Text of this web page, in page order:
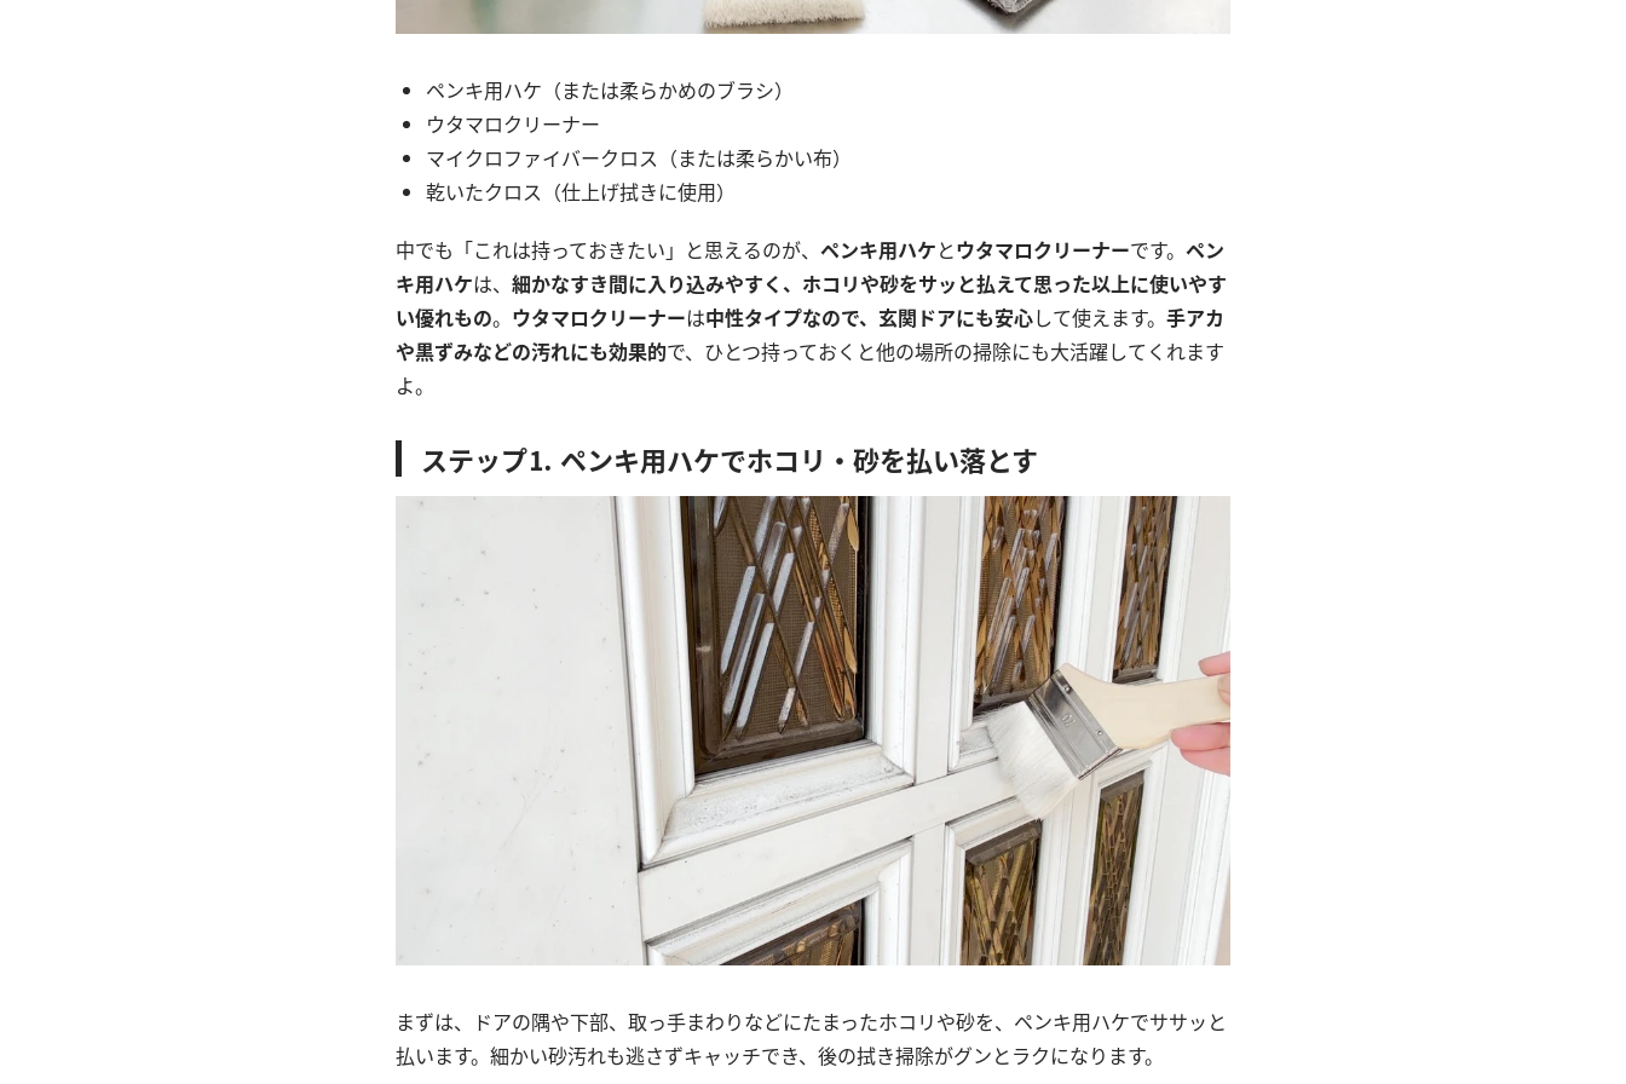
ペンキ用ハケ（または柔らかめのブラシ）
ウタマロクリーナー
マイクロファイバークロス（または柔らかい布）
乾いたクロス（仕上げ拭きに使用）
中でも「これは持っておきたい」と思えるのが、 ペンキ用ハケとウタマロクリーナーです。 ペン
キ用ハケは、 細かなすき間に入り込みやすく、ホコリや砂をサッと払えて思った以上に使いやす
い優れもの。 ウタマロクリーナーは中性タイプなので、玄関ドアにも安心して使えます。 手アカ
や黒ずみなどの汚れにも効果的で、ひとつ持っておくと他の場所の掃除にも大活躍してくれます
よ。
ステップ⒈ ペンキ用ハケでホコリ・砂を払い落とす
まずは、ドアの隅や下部、取っ手まわりなどにたまったホコリや砂を、ペンキ用ハケでササッと
払います。細かい砂汚れも逃さずキャッチでき、後の拭き掃除がグンとラクになります。